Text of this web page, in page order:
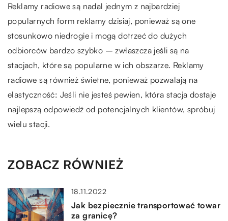
Reklamy radiowe są nadal jednym z najbardziej
popularnych form reklamy dzisiaj, ponieważ są one
stosunkowo niedrogie i mogą dotrzeć do dużych
odbiorców bardzo szybko – zwłaszcza jeśli są na
stacjach, które są popularne w ich obszarze. Reklamy
radiowe są również świetne, ponieważ pozwalają na
elastyczność: Jeśli nie jesteś pewien, która stacja dostaje
najlepszą odpowiedź od potencjalnych klientów, spróbuj
wielu stacji.
ZOBACZ RÓWNIEŻ
18.11.2022
Jak bezpiecznie transportować towar
za granicę?